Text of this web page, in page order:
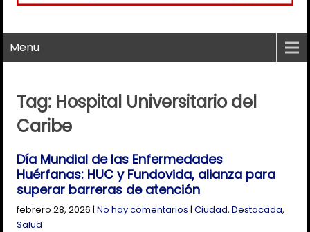
Menu
Tag: Hospital Universitario del
Caribe
Día Mundial de las Enfermedades
Huérfanas: HUC y Fundovida, alianza para
superar barreras de atención
febrero 28, 2026 |No hay comentarios |Ciudad,Destacada,
Salud